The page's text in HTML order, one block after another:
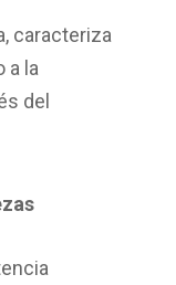
caracteriza
a la
del